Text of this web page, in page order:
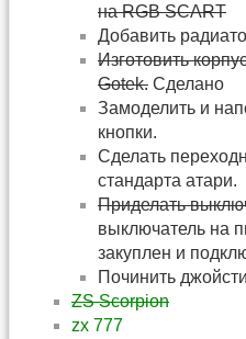
на RGB SCART
Добавить
Изготовить
Gotek. Сделано
Замоделить и
кнопки.
Сделать
стандарта атари.
Приделать
выключатель на
закуплен и
Починить
ZS Scorpion
zx 777